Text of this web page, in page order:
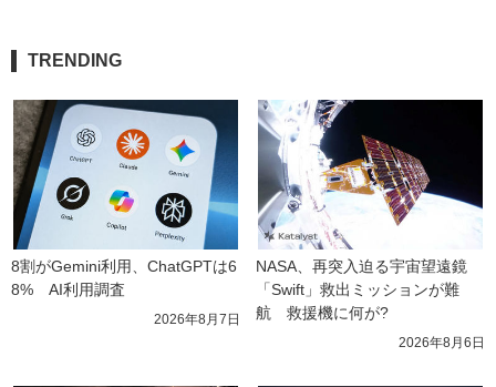
TRENDING
8割がGemini利用、ChatGPTは6
8%　AI利用調査
2026年8月7日
NASA、再突入迫る宇宙望遠鏡
「Swift」救出ミッションが難
航　救援機に何が?
2026年8月6日